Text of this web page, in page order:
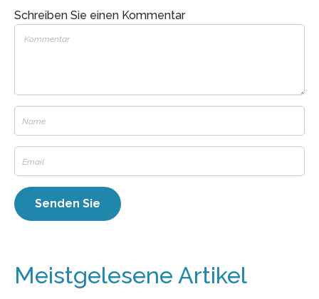
Schreiben Sie einen Kommentar
Meistgelesene Artikel